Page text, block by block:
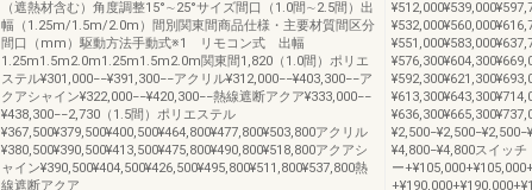
（遮熱材含む）角度調整15°∼25°サイズ間口（1.0間∼2.5間）出
幅（1.25m/1.5m/2.0m）間別関東間商品仕様・主要材質間区分
間口（mm）駆動方法手動式※1 リモコン式 出幅
1.25m1.5m2.0m1.25m1.5m2.0m関東間1,820（1.0間）ポリエ
ステル¥301,000−−¥391,300−−アクリル¥312,000−−¥403,300−−ア
クアシャイン¥322,000−−¥420,300−−熱線遮断アクア¥333,000−−
¥438,300−−2,730（1.5間）ポリエステル
¥367,500¥379,500¥400,500¥464,800¥477,800¥503,800アクリル
¥380,500¥390,500¥413,500¥475,800¥490,800¥518,800アクアシ
ャイン¥390,500¥404,500¥426,500¥495,800¥511,800¥537,800熱
線遮断アクア
¥4,800−¥4,800スイッ
ー